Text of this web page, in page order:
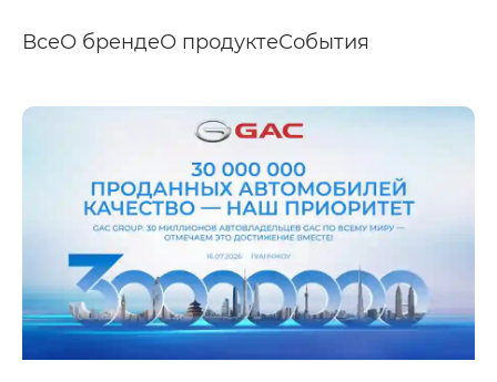
ВсеО брендеО продуктеСобытия